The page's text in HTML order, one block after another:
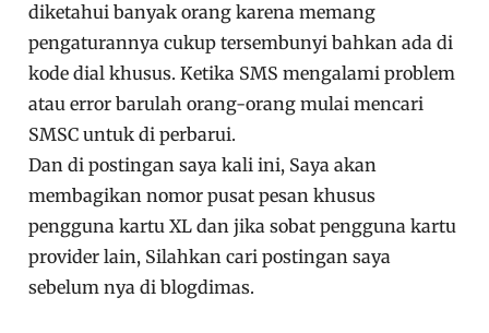
diketahui banyak orang karena memang
pengaturannya cukup tersembunyi bahkan ada di
kode dial khusus. Ketika SMS mengalami problem
atau error barulah orang-orang mulai mencari
SMSC untuk di perbarui.
Dan di postingan saya kali ini, Saya akan
membagikan nomor pusat pesan khusus
pengguna kartu XL dan jika sobat pengguna kartu
provider lain, Silahkan cari postingan saya
sebelum nya di blogdimas.